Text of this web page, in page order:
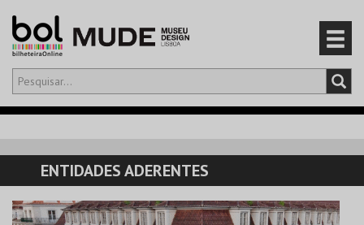
Olá,iniciar sessão
CARRINHO
EVENTOS
ENTIDADES ADERENTES